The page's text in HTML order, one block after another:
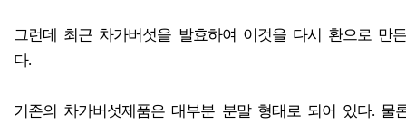
그런데 최근 차가버섯을 발효하여 이것을 다시 환으로 만
다.
기존의 차가버섯제품은 대부분 분말 형태로 되어 있다.